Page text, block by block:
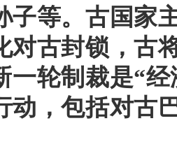
子等。古国家
对古封锁，古
一轮制裁是“
动，包括对古